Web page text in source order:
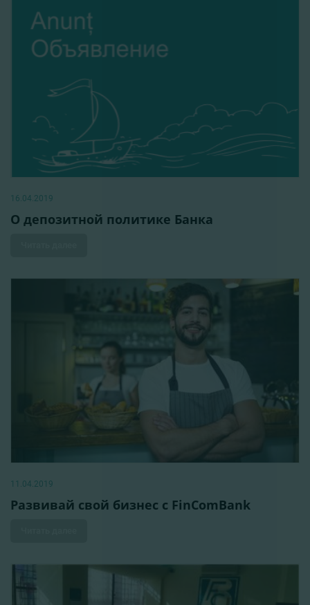
16.04.2019
О депозитной политике Банка
11.04.2019
Развивай свой бизнес с FinComBank